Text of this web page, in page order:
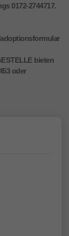
0172-2744717.
bieten
oder